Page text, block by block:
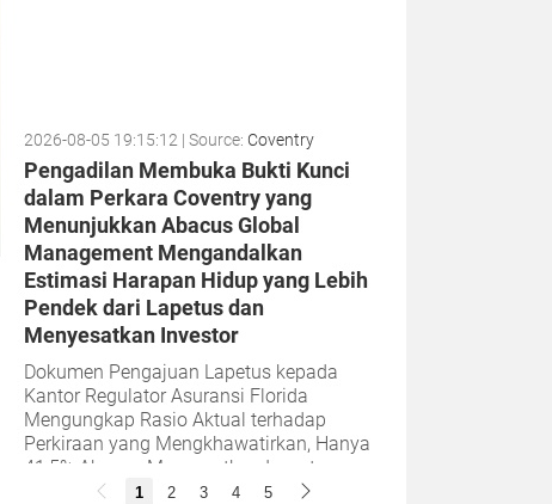
2026-08-05 19:15:12 | Source: Coventry
Pengadilan Membuka Bukti Kunci
dalam Perkara Coventry yang
Menunjukkan Abacus Global
Management Mengandalkan
Estimasi Harapan Hidup yang Lebih
Pendek dari Lapetus dan
Menyesatkan Investor
Dokumen Pengajuan Lapetus kepada
Kantor Regulator Asuransi Florida
Mengungkap Rasio Aktual terhadap
Perkiraan yang Mengkhawatirkan, Hanya
41,5% Abacus Menyesatkan Investornya
dengan Menyembunyikan...
1 2 3 4 5